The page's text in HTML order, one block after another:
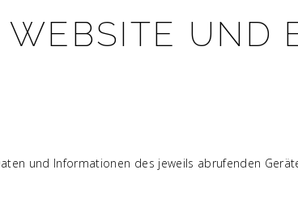
UND
und Informationen des jeweils abrufenden